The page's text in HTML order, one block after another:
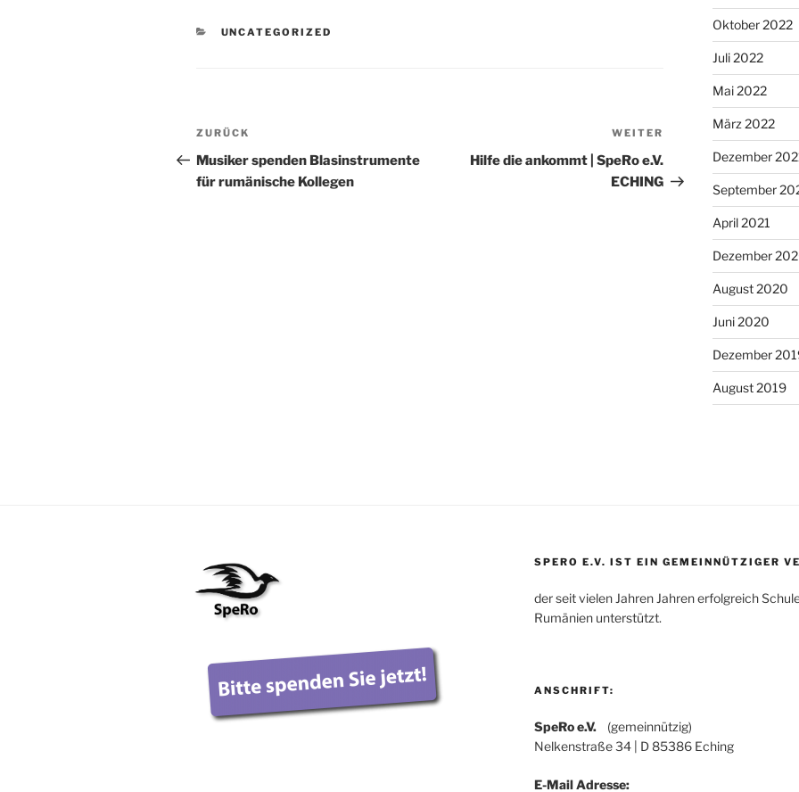
KATEGORIEN
UNCATEGORIZED
Beitragsnavigation
Vorheriger
Beitrag
ZURÜCK
Musiker spenden Blasinstrumente
für rumänische Kollegen
Beitrag
WEITER
Hilfe die ankommt | SpeRo e.V.
ECHING
Oktober 2022
Juli 2022
Mai 2022
März 2022
Dezember
September
April 2021
Dezember
August 2020
Juni 2020
Dezember
August 2019
SPERO E.V. IST EIN GEMEINNÜTZIGER
der seit vielen Jahren Jahren erfolgreich
Rumänien unterstützt.
ANSCHRIFT:
SpeRo e.V. (gemeinnützig)
Nelkenstraße 34 | D 85386 Eching
E-Mail Adresse: